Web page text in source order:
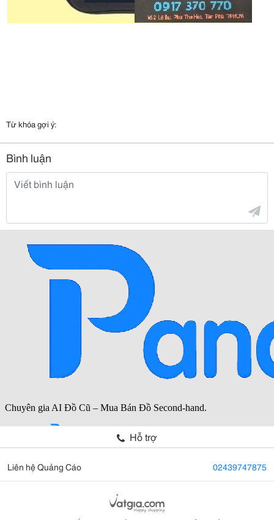
Từ khóa gợi ý:
Bình luận
Hỗ trợ
Liên hệ Quảng Cáo 02439747875